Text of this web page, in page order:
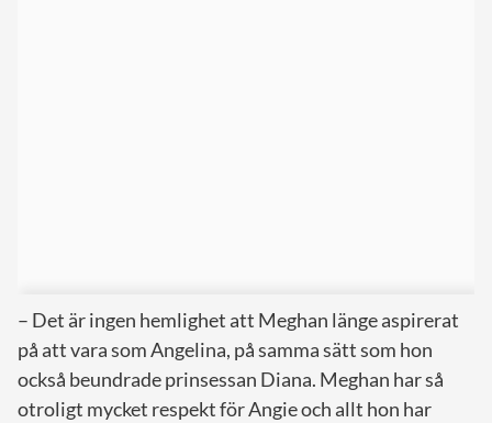
– Det är ingen hemlighet att Meghan länge aspirerat
på att vara som Angelina, på samma sätt som hon
också beundrade prinsessan Diana. Meghan har så
otroligt mycket respekt för Angie och allt hon har